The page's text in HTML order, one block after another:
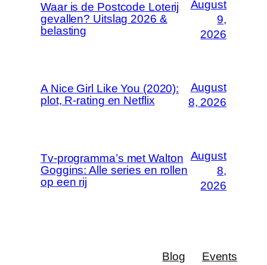
Waar is de Postcode Loterij
gevallen? Uitslag 2026 &
belasting
August
9,
2026
A Nice Girl Like You (2020):
plot, R-rating en Netflix
August
8, 2026
Tv-programma’s met Walton
Goggins: Alle series en rollen
op een rij
August
8,
2026
Blog
Events